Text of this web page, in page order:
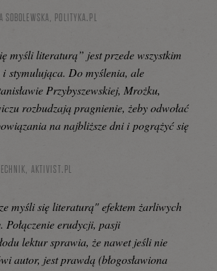
SOBOLEWSKA, POLITYKA.PL
myśli literaturą” jest przede wszystkim
stymulująca. Do myślenia, ale
Przybyszewskiej, Mrożku,
rozbudzają pragnienie, żeby odwołać
na najbliższe dni i pogrążyć się
AKTIVIST.PL
myśli się literaturą" efektem żarliwych
erudycji, pasji
lektur sprawia, że nawet jeśli nie
autor, jest prawdą (błogosławiona